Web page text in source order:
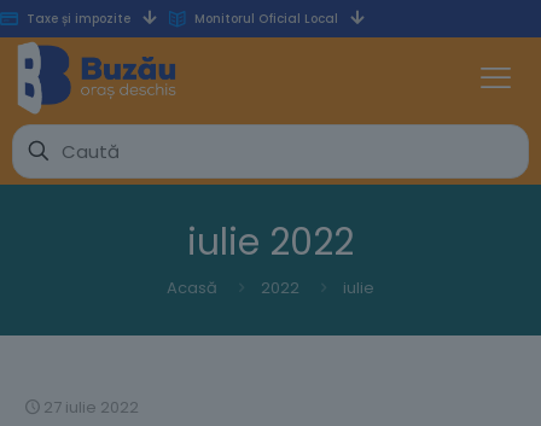
Taxe și impozite Monitorul Oficial Local
iulie 2022
Acasă 2022 iulie
27 iulie 2022